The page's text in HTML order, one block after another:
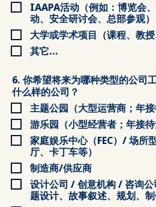
IAAPA活动（例如：博览会
动、安全研讨会、总部参观）
大学或学术项目（课程、教授
其它...
6. 你希望将来为哪种类型的公司
什么样的公司？
主题公园（大型运营商；年接
游乐园（小型经营者；年接待
家庭娱乐中心（FEC）/ 场所
厅、卡丁车等）
制造商/供应商
设计公司 / 创意机构 / 咨询
题设计、故事叙述、规划、制